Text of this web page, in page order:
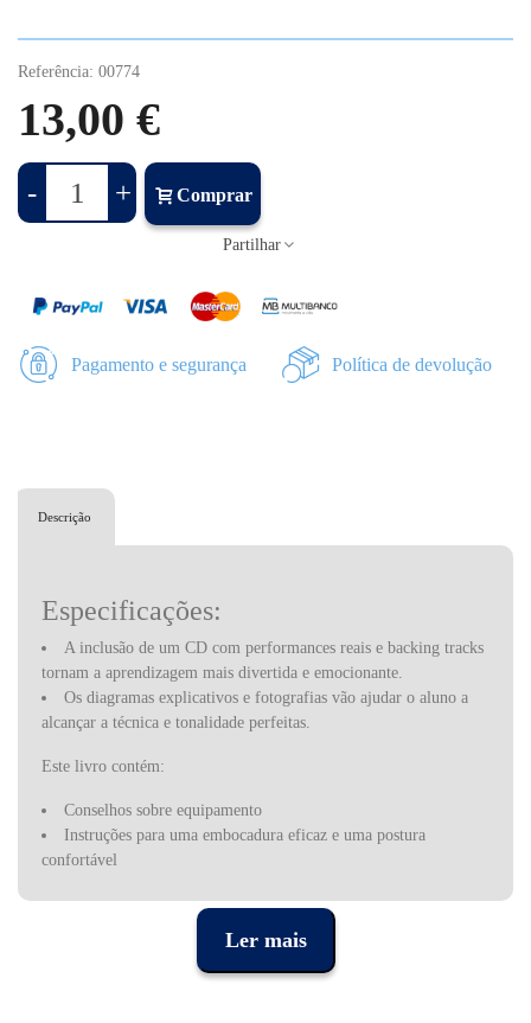
Referência: 00774
13,00 €
- + Comprar
Partilhar
Pagamento e segurança Política de devolução
Descrição
Especificações:
A inclusão de um CD com performances reais e backing tracks
tornam a aprendizagem mais divertida e emocionante.
Os diagramas explicativos e fotografias vão ajudar o aluno a
alcançar a técnica e tonalidade perfeitas.
Este livro contém:
Conselhos sobre equipamento
Instruções para uma embocadura eficaz e uma postura
confortável
Lições claras e fáceis de seguir
CD de áudio com um desempenho virtuoso, faixas de apoio e
Duetos com grandes músicas
Ler mais